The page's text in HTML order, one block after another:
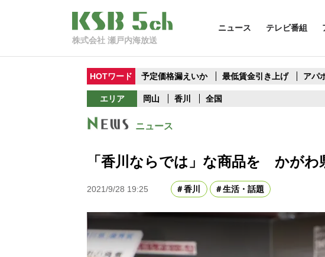
株式会社 瀬戸内海放送
ニュース テレビ番組
HOTワード 予定価格漏えいか 最低賃金引き上げ アパ
エリア 岡山 香川 全国
ニュース
「香川ならでは」な商品を かがわ
2021/9/28 19:25 香川 生活・話題